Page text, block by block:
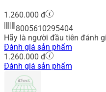
1.260.000 đ
8005610295404
Hãy là người đầu tiên đánh
Đánh giá sản phẩm
1.260.000 đ
Đánh giá sản phẩm